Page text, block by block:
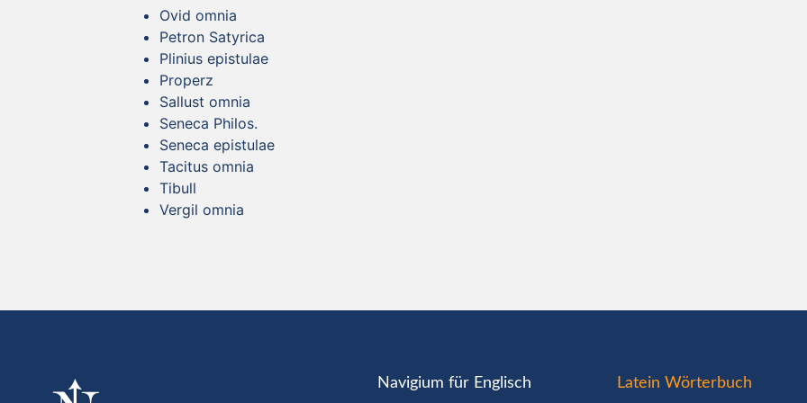
Ovid omnia
Petron Satyrica
Plinius epistulae
Properz
Sallust omnia
Seneca Philos.
Seneca epistulae
Tacitus omnia
Tibull
Vergil omnia
Navigium für Englisch Latein Wörterbuch